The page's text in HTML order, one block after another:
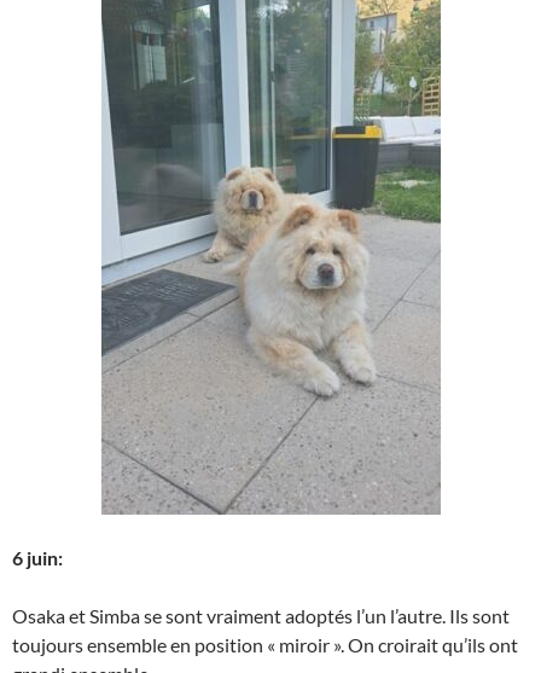
6 juin:
Osaka et Simba se sont vraiment adoptés l’un l’autre. Ils sont
toujours ensemble en position « miroir ». On croirait qu’ils ont